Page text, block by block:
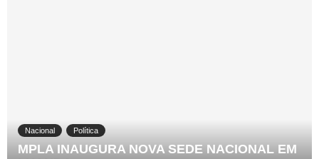
Nacional Política
MPLA INAUGURA NOVA SEDE NACIONAL EM